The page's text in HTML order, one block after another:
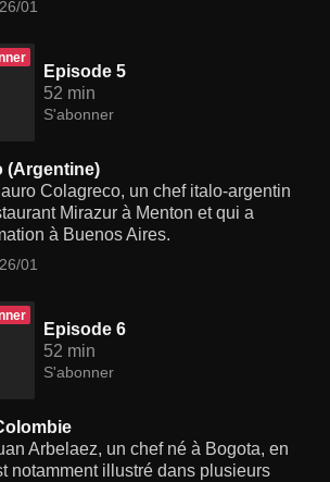
01
Episode 5
52 min
S'abonner
(Argentine)
Colagreco, un chef italo-argentin
Mirazur à Menton et qui a
à Buenos Aires.
01
Episode 6
52 min
S'abonner
Arbelaez, un chef né à Bogota, en
notamment illustré dans plusieurs